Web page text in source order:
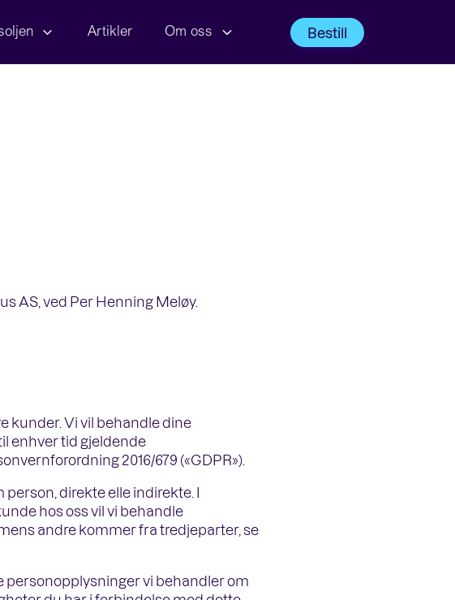
Artikler Om oss Bestill
AS, ved Per Henning Meløy.
kunder. Vi vil behandle dine
enhver tid gjeldende
2016/679 («GDPR»).
direkte elle indirekte. I
hos oss vil vi behandle
andre kommer fra tredjeparter, se
vi behandler om